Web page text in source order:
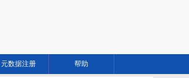
元数据注册 帮助